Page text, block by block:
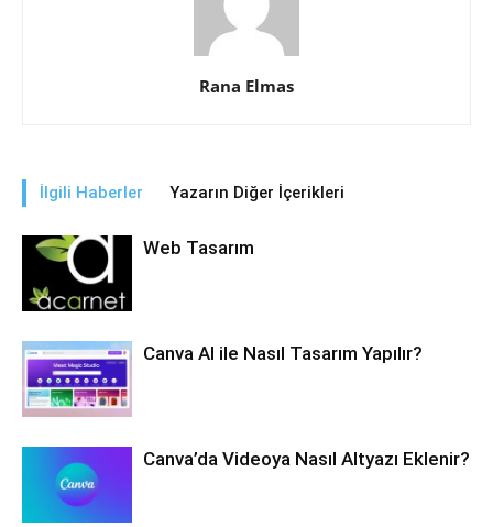
Rana Elmas
İlgili Haberler Yazarın Diğer İçerikleri
Web Tasarım
Canva AI ile Nasıl Tasarım Yapılır?
Canva’da Videoya Nasıl Altyazı Eklenir?